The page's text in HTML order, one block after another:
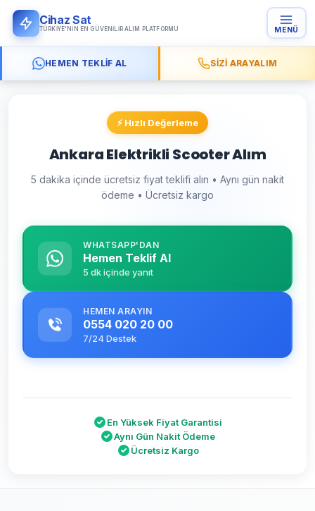
Cihaz Sat
TÜRKIYE'NIN EN GÜVENILIR ALIM PLATFORMU MENÜ
HEMEN TEKLIF AL SIZI ARAYALIM
⚡ Hızlı Değerleme
Ankara Elektrikli Scooter Alım
5 dakika içinde ücretsiz fiyat teklifi alın • Aynı gün nakit
ödeme • Ücretsiz kargo
WHATSAPP'DAN
Hemen Teklif Al
5 dk içinde yanıt
HEMEN ARAYIN
0554 020 20 00
7/24 Destek
En Yüksek Fiyat Garantisi
Aynı Gün Nakit Ödeme
Ücretsiz Kargo